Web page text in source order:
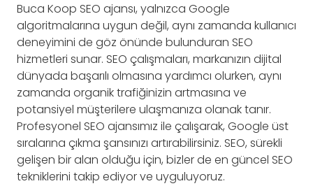
Buca Koop SEO ajansı, yalnızca Google
algoritmalarına uygun değil, aynı zamanda kullanıcı
deneyimini de göz önünde bulunduran SEO
hizmetleri sunar. SEO çalışmaları, markanızın dijital
dünyada başarılı olmasına yardımcı olurken, aynı
zamanda organik trafiğinizin artmasına ve
potansiyel müşterilere ulaşmanıza olanak tanır.
Profesyonel SEO ajansımız ile çalışarak, Google üst
sıralarına çıkma şansınızı artırabilirsiniz. SEO, sürekli
gelişen bir alan olduğu için, bizler de en güncel SEO
tekniklerini takip ediyor ve uyguluyoruz.